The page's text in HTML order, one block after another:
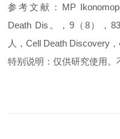
参考文献：MP
Death Dis。，9（8），
人，Cell Death Discovery，
特别说明：仅供研究使用。